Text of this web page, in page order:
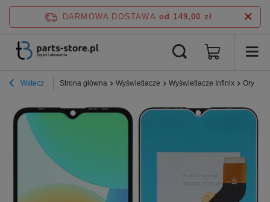
DARMOWA DOSTAWA od 149,00 zł
Wstecz Strona główna Wyświetlacze Wyświetlacze Infinix